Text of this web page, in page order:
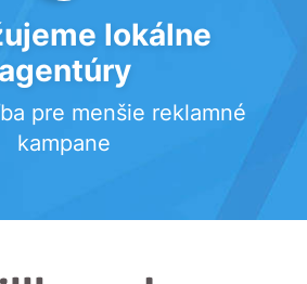
lokálne
agentúry
pre menšie reklamné
kampane